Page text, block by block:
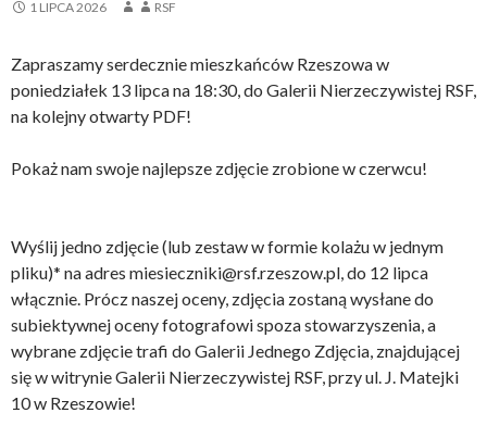
1 LIPCA 2026 RSF
Zapraszamy serdecznie mieszkańców Rzeszowa w
poniedziałek 13 lipca na 18:30, do Galerii Nierzeczywistej RSF,
na kolejny otwarty PDF!
Pokaż nam swoje najlepsze zdjęcie zrobione w czerwcu!
Wyślij jedno zdjęcie (lub zestaw w formie kolażu w jednym
pliku)* na adres miesieczniki@rsf.rzeszow.pl, do 12 lipca
włącznie. Prócz naszej oceny, zdjęcia zostaną wysłane do
subiektywnej oceny fotografowi spoza stowarzyszenia, a
wybrane zdjęcie trafi do Galerii Jednego Zdjęcia, znajdującej
się w witrynie Galerii Nierzeczywistej RSF, przy ul. J. Matejki
10 w Rzeszowie!